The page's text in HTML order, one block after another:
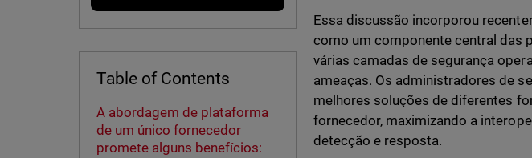
Table of Contents
A abordagem de plataforma
de um único fornecedor
promete alguns benefícios:
Essa discussão incorporou
como um componente central das
várias camadas de segurança
ameaças. Os administradores de
melhores soluções de diferentes
fornecedor, maximizando a
detecção e resposta.